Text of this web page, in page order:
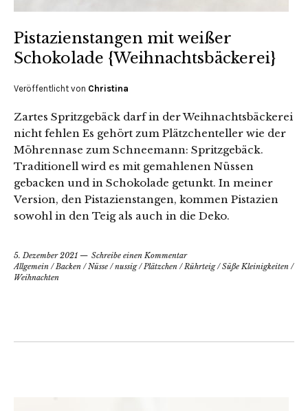
Pistazienstangen mit weißer
Schokolade {Weihnachtsbäckerei}
Veröffentlicht von Christina
Zartes Spritzgebäck darf in der Weihnachtsbäckerei
nicht fehlen Es gehört zum Plätzchenteller wie der
Möhrennase zum Schneemann: Spritzgebäck.
Traditionell wird es mit gemahlenen Nüssen
gebacken und in Schokolade getunkt. In meiner
Version, den Pistazienstangen, kommen Pistazien
sowohl in den Teig als auch in die Deko.
5. Dezember 2021
Schreibe einen Kommentar
Allgemein /Backen /Nüsse /nussig/Plätzchen /Rührteig/Süße Kleinigkeiten /
Weihnachten